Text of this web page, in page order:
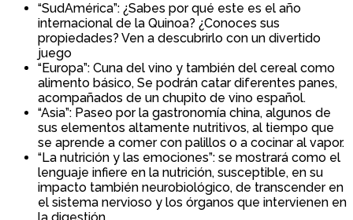
“SudAmérica”: ¿Sabes por qué este es el año
internacional de la Quinoa? ¿Conoces sus
propiedades? Ven a descubrirlo con un divertido
juego
“Europa”: Cuna del vino y también del cereal como
alimento básico, Se podrán catar diferentes panes,
acompañados de un chupito de vino español.
“Asia”: Paseo por la gastronomía china, algunos de
sus elementos altamente nutritivos, al tiempo que
se aprende a comer con palillos o a cocinar al vapor.
“La nutrición y las emociones”: se mostrará como el
lenguaje infiere en la nutrición, susceptible, en su
impacto también neurobiológico, de transcender en
el sistema nervioso y los órganos que intervienen en